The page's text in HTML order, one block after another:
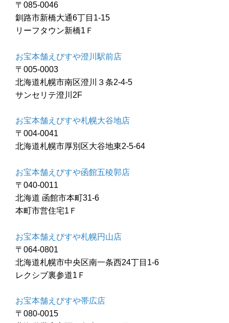
〒085-0046
釧路市新橋大通6丁目1-15
リーフタウン新橋1Ｆ
お宝本舗えびすや澄川駅前店
〒005-0003
北海道札幌市南区澄川３条2-4-5
サンセリテ澄川2F
お宝本舗えびすや札幌大谷地店
〒004-0041
北海道札幌市厚別区大谷地東2-5-64
お宝本舗えびすや函館五稜郭店
〒040-0011
北海道 函館市本町31-6
本町市営住宅1Ｆ
お宝本舗えびすや札幌円山店
〒064-0801
北海道札幌市中央区南一条西24丁目1-6
レクシブ裏参道1Ｆ
お宝本舗えびすや帯広店
〒080-0015